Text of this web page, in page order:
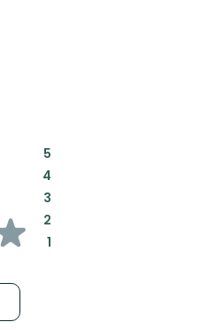
5:
4:
3:
2:
1: